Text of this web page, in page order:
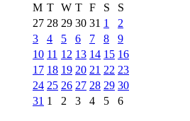
M T W T F S
S
27 28 29 30 31 1
2
3
4 5 6 7 8
9
10 11 12 13 14 15 16
17 18 19 20 21 22 23
24 25 26 27 28 29 30
31 1 2 3 4 5 6